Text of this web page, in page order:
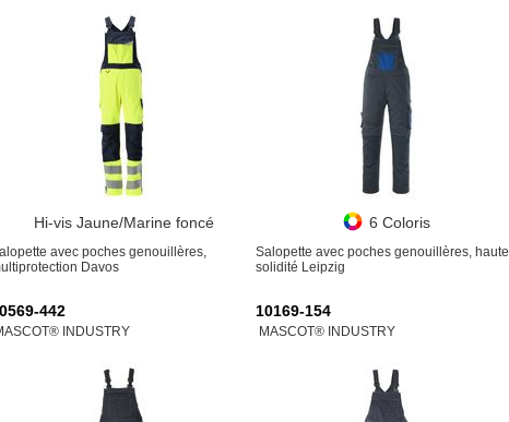
Hi-vis Jaune/Marine foncé
avec poches genouillères,
Davos
6 Coloris
Salopette avec poches genouillères, haute
solidité Leipzig
442
INDUSTRY
10169-154
MASCOT® INDUSTRY